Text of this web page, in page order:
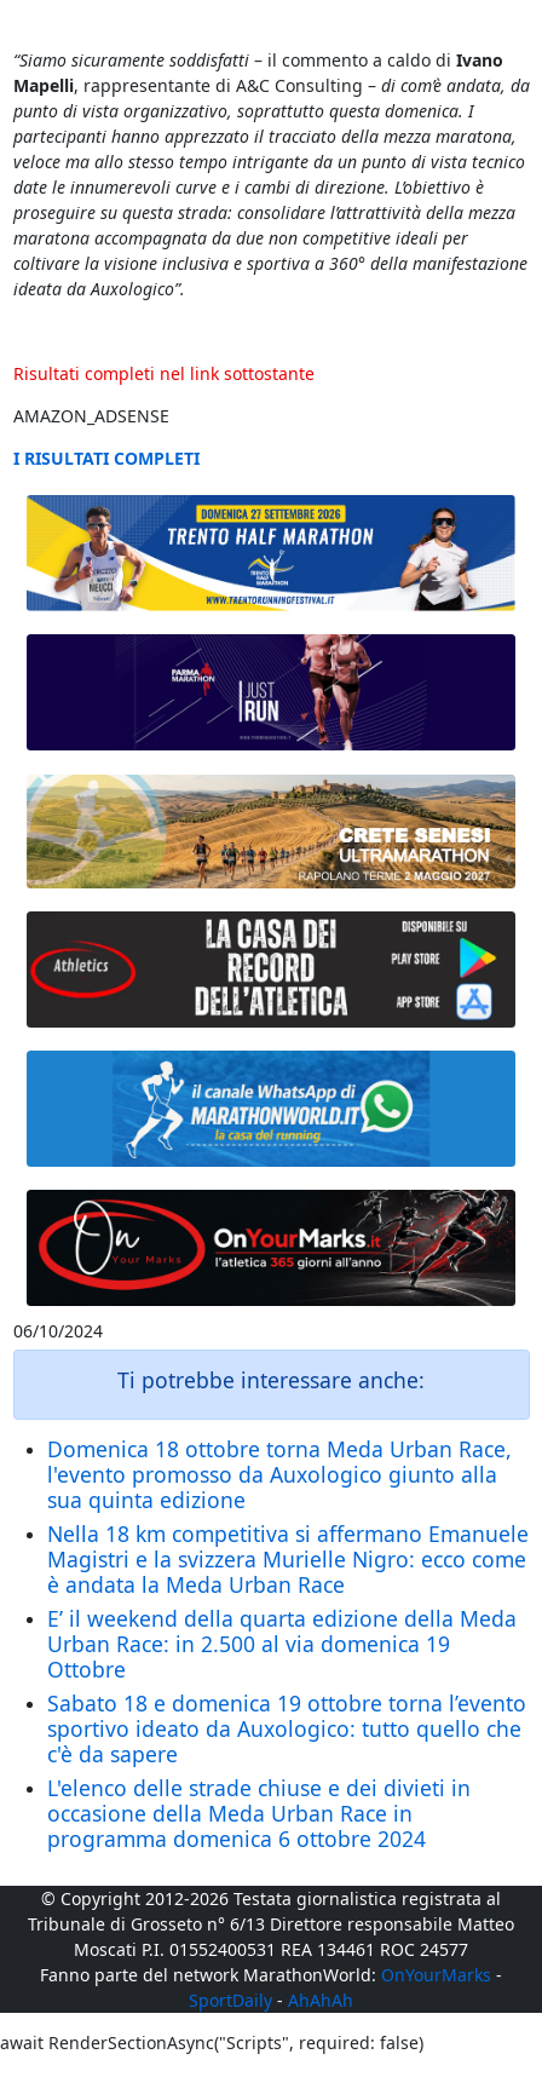
“Siamo sicuramente soddisfatti– il commento a caldo di Ivano
Mapelli, rappresentante di A&C Consulting – di com’è andata, da
punto di vista organizzativo, soprattutto questa domenica. I
partecipanti hanno apprezzato il tracciato della mezza maratona,
veloce ma allo stesso tempo intrigante da un punto di vista tecnico
date le innumerevoli curve e i cambi di direzione. L’obiettivo è
proseguire su questa strada: consolidare l’attrattività della mezza
maratona accompagnata da due non competitive ideali per
coltivare la visione inclusiva e sportiva a 360° della manifestazione
ideata da Auxologico”.
Risultati completi nel link sottostante
AMAZON_ADSENSE
I RISULTATI COMPLETI
06/10/2024
Ti potrebbe interessare anche:
Domenica 18 ottobre torna Meda Urban Race,
l'evento promosso da Auxologico giunto alla
sua quinta edizione
Nella 18 km competitiva si affermano Emanuele
Magistri e la svizzera Murielle Nigro: ecco come
è andata la Meda Urban Race
E’ il weekend della quarta edizione della Meda
Urban Race: in 2.500 al via domenica 19
Ottobre
Sabato 18 e domenica 19 ottobre torna l’evento
sportivo ideato da Auxologico: tutto quello che
c'è da sapere
L'elenco delle strade chiuse e dei divieti in
occasione della Meda Urban Race in
programma domenica 6 ottobre 2024
© Copyright 2012-2026 Testata giornalistica registrata al
Tribunale di Grosseto n° 6/13 Direttore responsabile Matteo
Moscati P.I. 01552400531 REA 134461 ROC 24577
Fanno parte del network MarathonWorld: OnYourMarks -
SportDaily - AhAhAh
await RenderSectionAsync("Scripts", required: false)